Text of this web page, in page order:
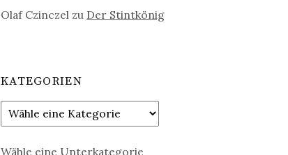
Olaf Czinczel zu Der Stintkönig
KATEGORIEN
Wähle eine Unterkategorie